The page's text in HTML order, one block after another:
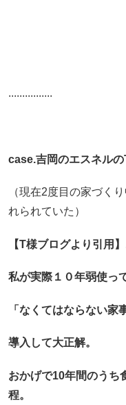
................
case.吉岡のエスネルの
（現在2度目の家づく
れられていた）
【T様ブログより引用
私が実際１０年弱使っ
「なくてはならない家
導入して大正解。
おかげで10年間のうち
程。